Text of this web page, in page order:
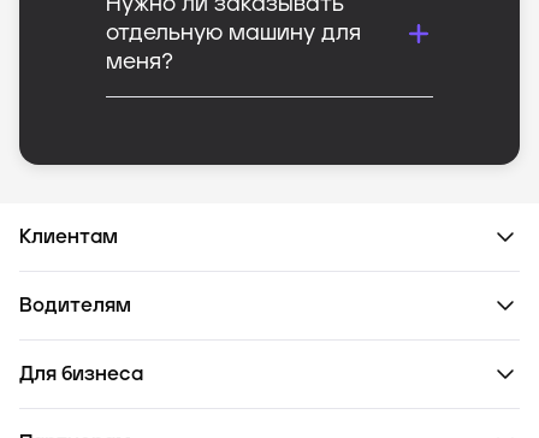
Нужно ли заказывать
отдельную машину для
меня?
Клиентам
Водителям
Для бизнеса